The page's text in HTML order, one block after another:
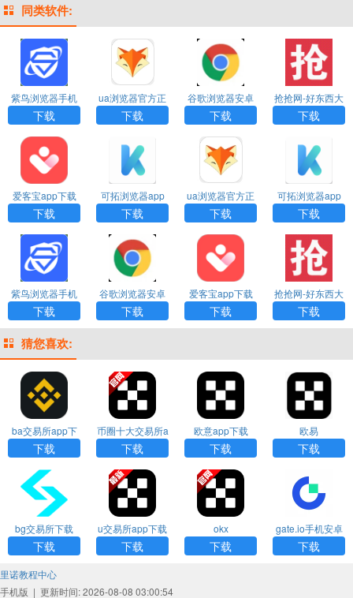
同类软件:
紫鸟浏览器手机
版下载
下载
ua浏览器官方正
版app下载
下载
谷歌浏览器安卓
下载
下载
抢抢网-好东西大
家一起抢手机版
下载
爱客宝app下载
最新版
下载
可拓浏览器app
官网下载
下载
ua浏览器官方正
版app下载
下载
可拓浏览器app
官网下载
下载
紫鸟浏览器手机
版下载
下载
谷歌浏览器安卓
下载
下载
爱客宝app下载
最新版
下载
抢抢网-好东西大
家一起抢手机版
下载
猜您喜欢:
ba交易所app下
载
下载
币圈十大交易所a
pp下载
下载
欧意app下载
下载
欧易
下载
bg交易所下载
下载
u交易所app下载
下载
okx
下载
gate.io手机安卓
版下载
下载
里诺教程中心
手机版 | 更新时间: 2026-08-08 03:00:54